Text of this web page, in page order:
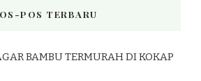
POS TERBARU
BAMBU TERMURAH DI KOKAP